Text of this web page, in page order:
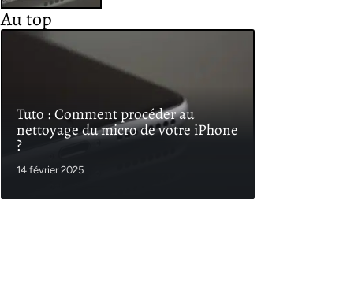
Au top
Tuto : Comment procéder au
nettoyage du micro de votre iPhone
?
14 février 2025